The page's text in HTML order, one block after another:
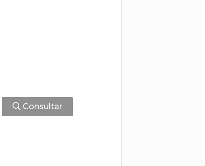
Consultar